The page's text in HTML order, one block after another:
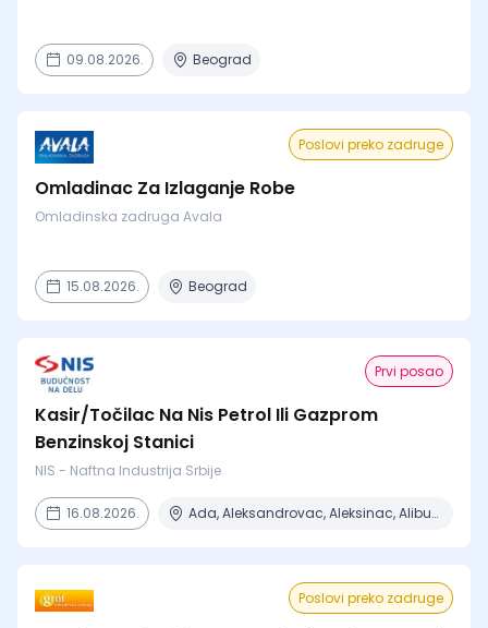
09.08.2026. Beograd
Poslovi preko zadruge
Omladinac Za Izlaganje Robe
Omladinska zadruga Avala
15.08.2026. Beograd
Prvi posao
Kasir/Točilac Na Nis Petrol Ili Gazprom
Benzinskoj Stanici
NIS - Naftna Industrija Srbije
16.08.2026. Ada, Aleksandrovac, Aleksinac, Alibunar, Apatin + 206 mesta
Poslovi preko zadruge